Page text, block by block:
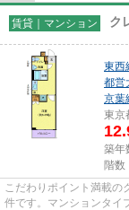
賃貸｜マンション ク
東西
都営
京葉
東京
築年
階数
こだわりポイント満載の
件です。マンションタイ